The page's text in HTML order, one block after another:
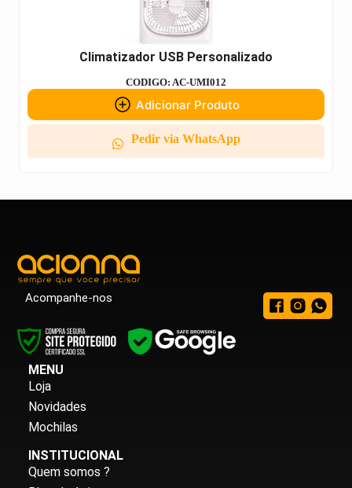
Climatizador USB Personalizado
CODIGO: AC-UMI012
Adicionar Produto
Pedir via WhatsApp
Acompanhe-nos
MENU
Loja
Novidades
Mochilas
INSTITUCIONAL
Quem somos ?